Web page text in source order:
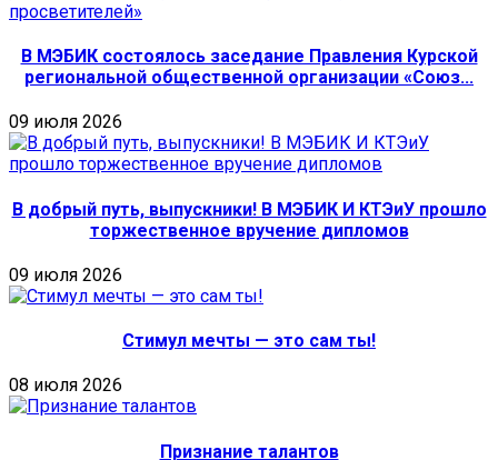
В МЭБИК состоялось заседание Правления Курской
региональной общественной организации «Союз...
09 июля 2026
В добрый путь, выпускники! В МЭБИК И КТЭиУ прошло
торжественное вручение дипломов
09 июля 2026
Стимул мечты — это сам ты!
08 июля 2026
Признание талантов